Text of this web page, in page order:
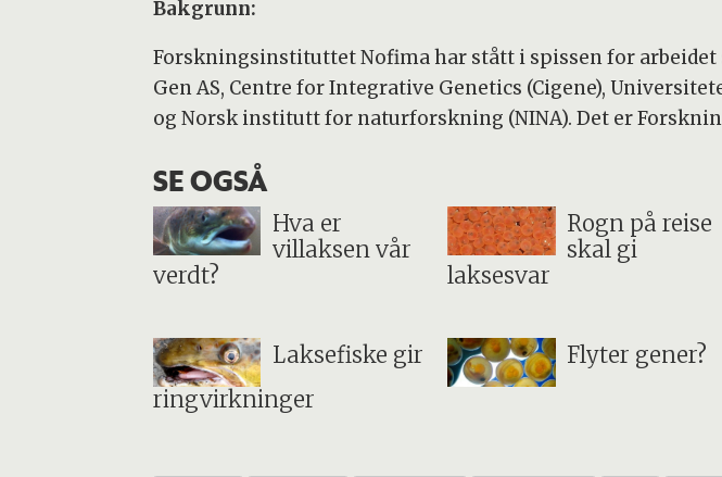
Bakgrunn:
Forskningsinstituttet Nofima har stått i spissen for
Gen AS, Centre for Integrative Genetics (Cigene),
og Norsk institutt for naturforskning (NINA). Det er
SE OGSÅ
Hva er
villaksen vår
verdt?
Rogn på reise
skal gi
laksesvar
Laksefiske gir
ringvirkninger
Flyter gener?